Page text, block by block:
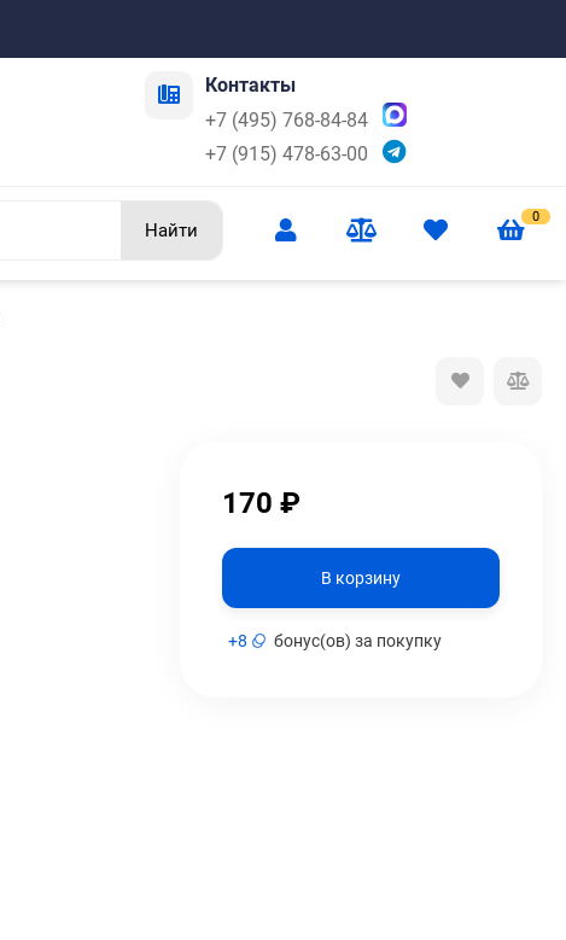
Контакты
+7 (495) 768-84-84
+7 (915) 478-63-00
Найти
0
170 ₽
В корзину
+8 бонус(ов) за покупку